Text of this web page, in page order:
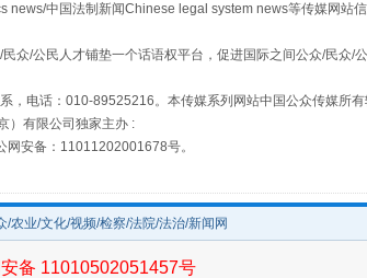
交织难题 养老服务师职业资格制度
中国法制新闻Chinese legal system news等传媒网站
众/公民人才铺垫一个话语权平台，促进国际之间公众/民众/
，电话：010-89525216。本传媒系列网站中国公众传媒所
）有限公司独家主办 :
安备：11011202001678号。
/农业/文化/视频/检察/法院/法治/新闻网
备 11010502051457号